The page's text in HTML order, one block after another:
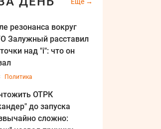
резонанса вокруг
Залужный расставил
над "i": что он
Политика
ОТРК
до запуска
сложно: